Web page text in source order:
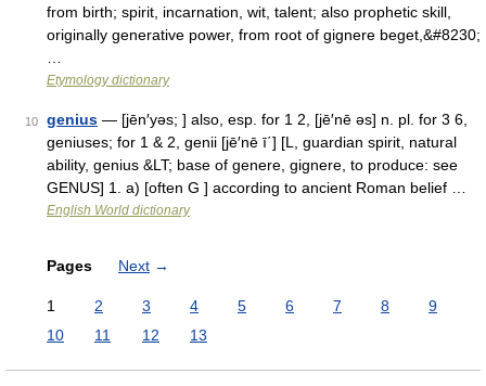
from birth; spirit, incarnation, wit, talent; also prophetic skill,
originally generative power, from root of gignere beget,&#8230;
Etymology dictionary
10 genius — [jēn′yəs; ] also, esp. for 1 2, [jē′nē əs] n. pl. for 3 6,
geniuses; for 1 & 2, genii [jē′nē ī΄] [L, guardian spirit, natural
ability, genius &LT; base of genere, gignere, to produce: see
GENUS] 1. a) [often G ] according to ancient Roman belief …
English World dictionary
Pages Next →
1 2 3 4 5 6 7 8
9
10
11 12 13